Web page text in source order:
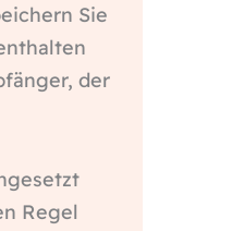
Sie
der
Regel